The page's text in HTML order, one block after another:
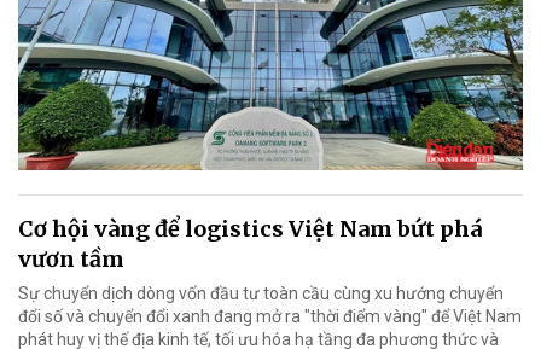
Cơ hội vàng để logistics Việt Nam bứt phá
vươn tầm
Sự chuyển dịch dòng vốn đầu tư toàn cầu cùng xu hướng chuyển
đổi số và chuyển đổi xanh đang mở ra "thời điểm vàng" để Việt Nam
phát huy vị thế địa kinh tế, tối ưu hóa hạ tầng đa phương thức và